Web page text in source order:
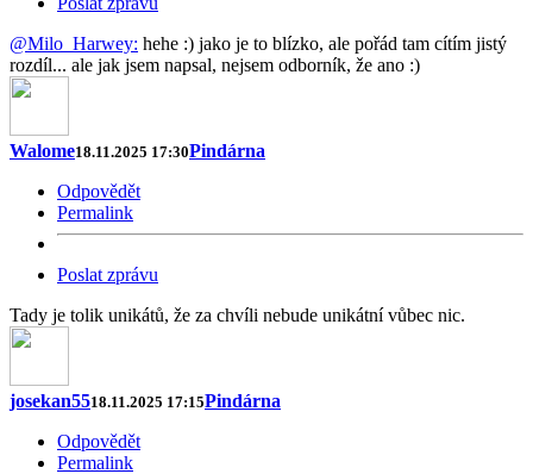
@Milo_Harwey: hehe :) jako je to blízko, ale pořád tam cítím jistý
rozdíl... ale jak jsem napsal, nejsem odborník, že ano :)
Walome18.11.2025 17:30Pindárna
Odpovědět
Permalink
Poslat zprávu
Tady je tolik unikátů, že za chvíli nebude unikátní vůbec nic.
josekan5518.11.2025 17:15Pindárna
Odpovědět
Permalink